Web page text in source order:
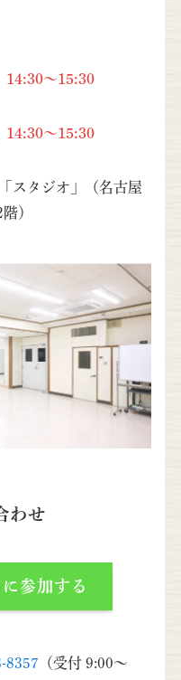
14:30～15:30
14:30～15:30
スタジオ」（名古屋
）
わせ
参加する
8357 （受付 9:00～